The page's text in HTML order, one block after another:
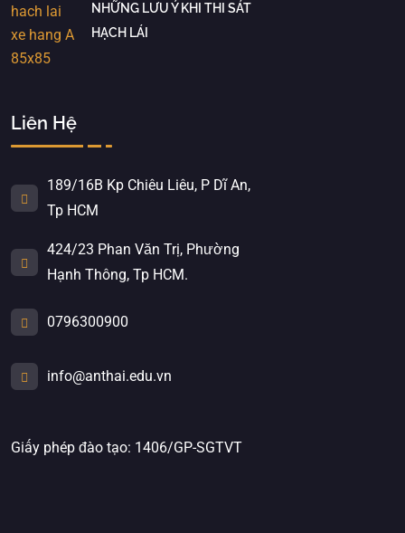
NHỮNG LƯU Ý KHI THI SÁT
HẠCH LÁI
Liên Hệ
189/16B Kp Chiêu Liêu, P Dĩ An,
Tp HCM
424/23 Phan Văn Trị, Phường
Hạnh Thông, Tp HCM.
0796300900
info@anthai.edu.vn
Giấy phép đào tạo: 1406/GP-SGTVT